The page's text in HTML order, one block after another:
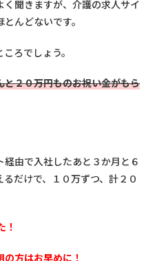
聞きますが、介護の求人サイ
んどないです。
ろでしょう。
と２０万円ものお祝い金がもら
由で入社したあと３か月と６
だけで、１０万ずつ、計２０
！
方はお早めに！